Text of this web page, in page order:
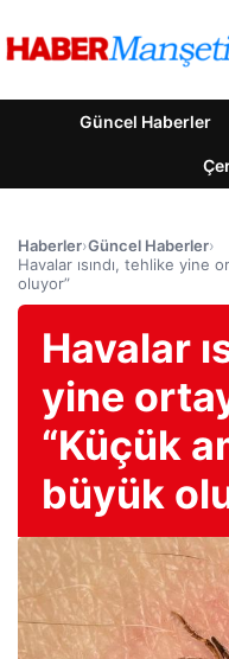
Güncel Haberler
Haberler›Güncel Haberler›
Havalar ısındı, tehlike yine
oluyor”
Havalar
yine
“Küçük
büyük